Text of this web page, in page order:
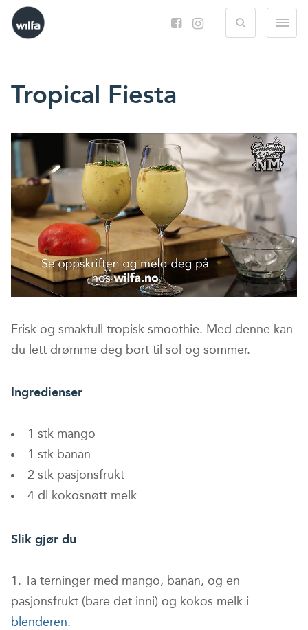
Tropical Fiesta
Frisk og smakfull tropisk smoothie. Med denne kan
du lett drømme deg bort til sol og sommer.
Ingredienser
1 stk mango
1 stk banan
2 stk pasjonsfrukt
4 dl kokosnøtt melk
Slik gjør du
Ta terninger med mango, banan, og en
pasjonsfrukt (bare det inni) og kokos melk i
blenderen.